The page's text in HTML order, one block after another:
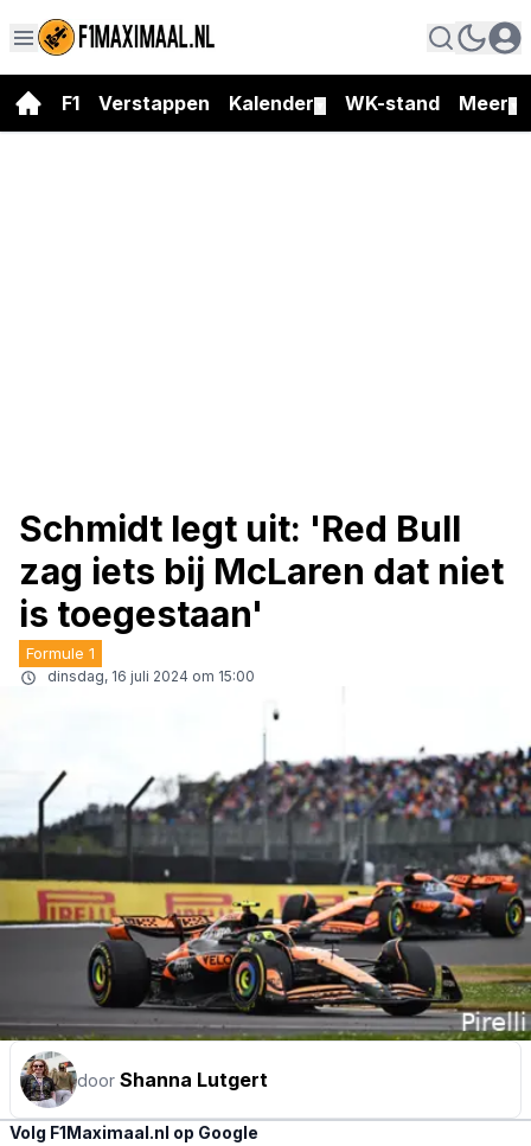
F1 Verstappen Kalender WK-stand Meer
Schmidt legt uit: 'Red Bull
zag iets bij McLaren dat niet
is toegestaan'
Formule 1
dinsdag, 16 juli 2024 om 15:00
door Shanna Lutgert
Volg F1Maximaal.nl op Google